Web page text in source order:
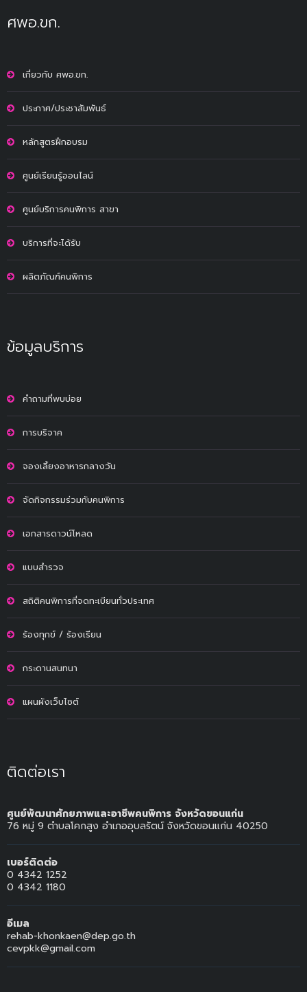
ศพอ.ขก.
เกี่ยวกับ ศพอ.ขก.
ประกาศ/ประชาสัมพันธ์
หลักสูตรฝึกอบรม
ศูนย์เรียนรู้ออนไลน์
ศูนย์บริการคนพิการ สาขา
บริการที่จะได้รับ
ผลิตภัณฑ์คนพิการ
ข้อมูลบริการ
คำถามที่พบบ่อย
การบริจาค
จองเลี้ยงอาหารกลางวัน
จัดกิจกรรมร่วมกับคนพิการ
เอกสารดาวน์โหลด
แบบสำรวจ
สถิติคนพิการที่จดทะเบียนทั่วประเทศ
ร้องทุกข์ / ร้องเรียน
กระดานสนทนา
แผนผังเว็บไซต์
ติดต่อเรา
ศูนย์พัฒนาศักยภาพและอาชีพคนพิการ จังหวัดขอนแก่น
76 หมู่ 9 ตำบลโคกสูง อำเภออุบลรัตน์ จังหวัดขอนแก่น 40250
เบอร์ติดต่อ
0 4342 1252
0 4342 1180
อีเมล
rehab-khonkaen@dep.go.th
cevpkk@gmail.com